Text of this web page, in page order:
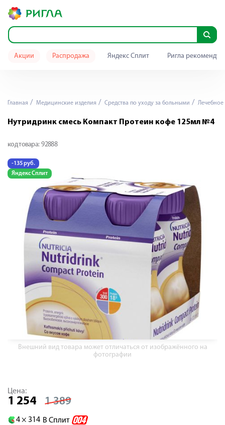
Акции Распродажа Яндекс Сплит Ригла
Главная Медицинские изделия Средства по уходу за больными Лечебное
Нутридринк смесь Компакт Протеин кофе 125мл №4
код товара: 92888
-135 руб.
Яндекс Сплит
Внешний вид товара может отличаться от изображённого на
фотографии
Цена:
1 254 1 389
4 × 314 В Сплит